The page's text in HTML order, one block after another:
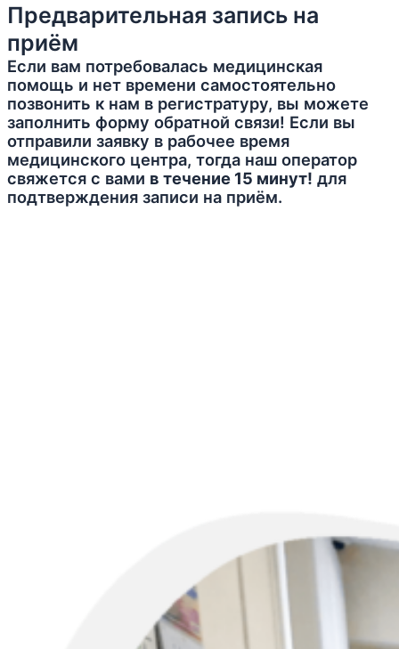
Предварительная запись на
приём
Если вам потребовалась медицинская
помощь и нет времени самостоятельно
позвонить к нам в регистратуру, вы можете
заполнить форму обратной связи! Если вы
отправили заявку в рабочее время
медицинского центра, тогда наш оператор
свяжется с вами в течение 15 минут! для
подтверждения записи на приём.